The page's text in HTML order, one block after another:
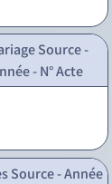
Source -
- N° Acte
Source - Année